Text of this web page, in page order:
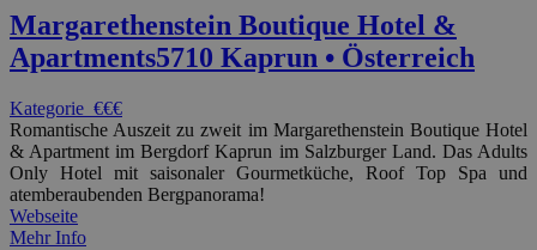
Margarethenstein Boutique Hotel &
Apartments5710 Kaprun • Österreich
Kategorie €€€
Romantische Auszeit zu zweit im Margarethenstein Boutique Hotel
& Apartment im Bergdorf Kaprun im Salzburger Land. Das Adults
Only Hotel mit saisonaler Gourmetküche, Roof Top Spa und
atemberaubenden Bergpanorama!
Webseite
Mehr Info